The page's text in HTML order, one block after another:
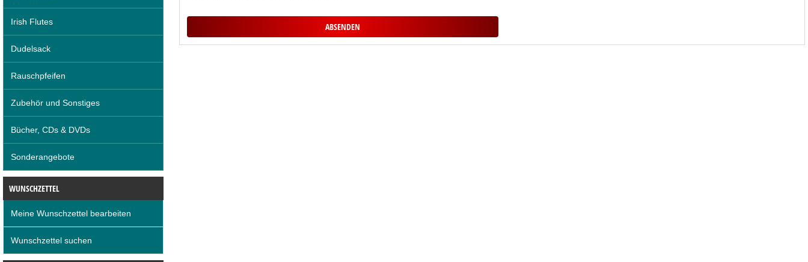
Irish Flutes
Dudelsack
Rauschpfeifen
Zubehör und Sonstiges
Bücher, CDs & DVDs
Sonderangebote
WUNSCHZETTEL
Meine Wunschzettel bearbeiten
Wunschzettel suchen